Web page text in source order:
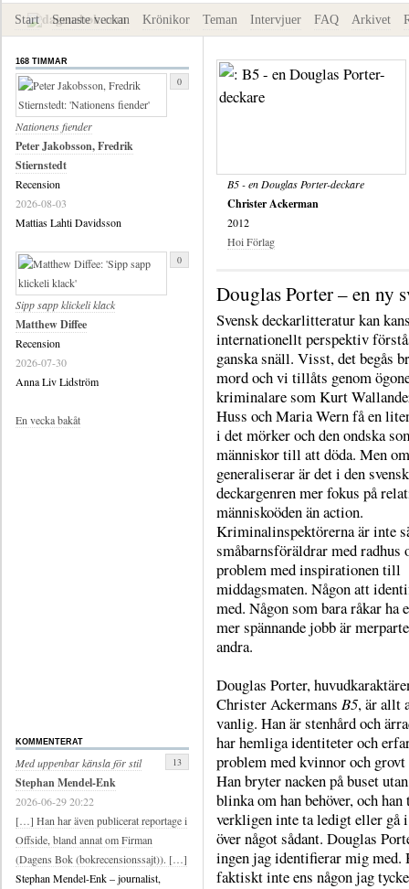
Start Senaste veckan Krönikor Teman Intervjuer FAQ Arkivet
B5 - en Douglas Porter-deckare
Christer Ackerman
2012
Hoi Förlag
Douglas Porter – en ny
Svensk deckarlitteratur kan
internationellt perspektiv
ganska snäll. Visst, det begås
mord och vi tillåts genom
kriminalare som Kurt
Huss och Maria Wern få en
i det mörker och den ondska
människor till att döda. Men
generaliserar är det i den
deckargenren mer fokus på
människoöden än action.
Kriminalinspektörerna är inte
småbarnsföräldrar med radhus
problem med inspirationen till
middagsmaten. Någon att
med. Någon som bara råkar ha
mer spännande jobb är
andra.
Douglas Porter,
Christer Ackermans B5, är allt
vanlig. Han är stenhård och
har hemliga identiteter och
problem med kvinnor och grovt
Han bryter nacken på buset
blinka om han behöver, och han
verkligen inte ta ledigt eller gå
över något sådant. Douglas
ingen jag identifierar mig med.
faktiskt inte ens någon jag
168 TIMMAR
Nationens fiender
Peter Jakobsson, Fredrik
Stiernstedt
Recension
2026-08-03
Mattias Lahti Davidsson
0
Sipp sapp klickeli klack
Matthew Diffee
Recension
2026-07-30
Anna Liv Lidström
0
En vecka bakåt
KOMMENTERAT
Med uppenbar känsla för stil
Stephan Mendel-Enk
2026-06-29 20:22
[…] Han har även publicerat reportage i
Offside, bland annat om Firman
(Dagens Bok (bokrecensionssajt)). […]
Stephan Mendel-Enk – journalist,
13